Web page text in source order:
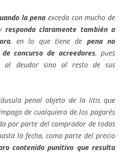
la pena exceda con mucho de
responda claramente también a
, en lo que tiene de pena no
concurso de acreedores, pues
al deudor sino al resto de sus
penal objeto de la litis que
de cualquiera de los pagarés
por parte del comprador de todas
la fecha, como parte del precio
contenido punitivo que resulta